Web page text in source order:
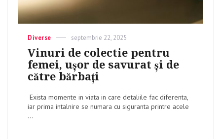
Categories
Diverse
Posted
on
septembrie 22, 2025
Vinuri de colectie pentru
femei, ușor de savurat și de
către bărbați
Exista momente in viata in care detaliile fac diferenta,
iar prima intalnire se numara cu siguranta printre acele
...